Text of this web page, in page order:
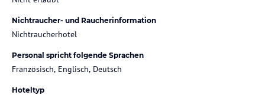
Nichtraucher- und Raucherinformation
Nichtraucherhotel
Personal spricht folgende Sprachen
Französisch, Englisch, Deutsch
Hoteltyp